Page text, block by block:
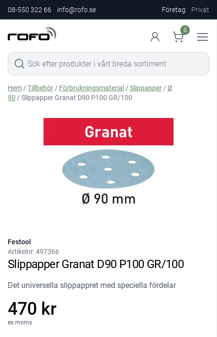
08-550 322 66 info@rofo.se Företag Privat
0
Hem /Tillbehör / Förbrukningsmaterial /Slippapper /Ø
90 / Slippapper Granat D90 P100 GR/100
Festool
Artikelnr:497366
Slippapper Granat D90 P100 GR/100
Det universella slippappret med speciella fördelar
470 kr
ex moms